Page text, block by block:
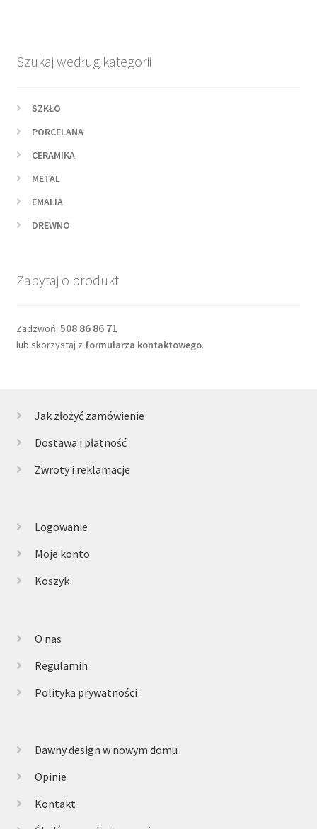
Szukaj według kategorii
SZKŁO
PORCELANA
CERAMIKA
METAL
EMALIA
DREWNO
Zapytaj o produkt
Zadzwoń: 508 86 86 71
lub skorzystaj z formularza kontaktowego.
Jak złożyć zamówienie
Dostawa i płatność
Zwroty i reklamacje
Logowanie
Moje konto
Koszyk
O nas
Regulamin
Polityka prywatności
Dawny design w nowym domu
Opinie
Kontakt